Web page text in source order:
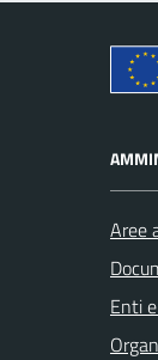
Aree
Enti